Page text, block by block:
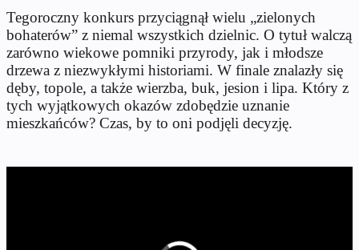
Tegoroczny konkurs przyciągnął wielu „zielonych
bohaterów” z niemal wszystkich dzielnic. O tytuł walczą
zarówno wiekowe pomniki przyrody, jak i młodsze
drzewa z niezwykłymi historiami. W finale znalazły się
dęby, topole, a także wierzba, buk, jesion i lipa. Który z
tych wyjątkowych okazów zdobędzie uznanie
mieszkańców? Czas, by to oni podjęli decyzję.